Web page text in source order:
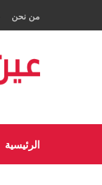
من نحن
الرئيسية